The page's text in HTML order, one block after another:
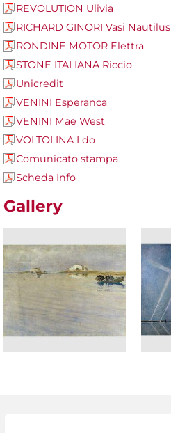
REVOLUTION Ulivia
RICHARD GINORI Vasi Nautilus
RONDINE MOTOR Elettra
STONE ITALIANA Riccio
Unicredit
VENINI Esperanca
VENINI Mae West
VOLTOLINA I do
Comunicato stampa
Scheda Info
Gallery